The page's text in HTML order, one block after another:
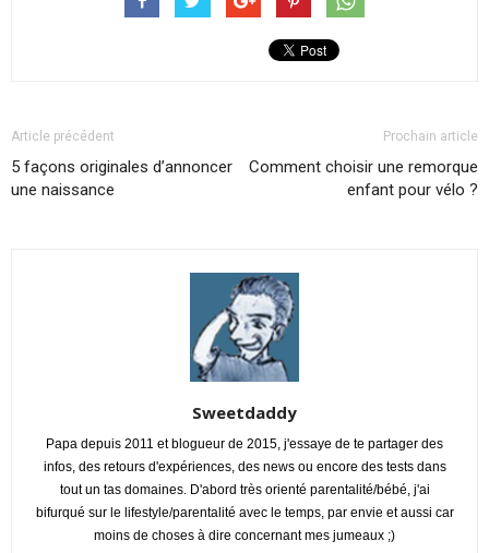
Article précédent
5 façons originales d’annoncer
une naissance
Prochain article
Comment choisir une remorque
enfant pour vélo ?
Sweetdaddy
Papa depuis 2011 et blogueur de 2015, j'essaye de te partager des
infos, des retours d'expériences, des news ou encore des tests dans
tout un tas domaines. D'abord très orienté parentalité/bébé, j'ai
bifurqué sur le lifestyle/parentalité avec le temps, par envie et aussi car
moins de choses à dire concernant mes jumeaux ;)